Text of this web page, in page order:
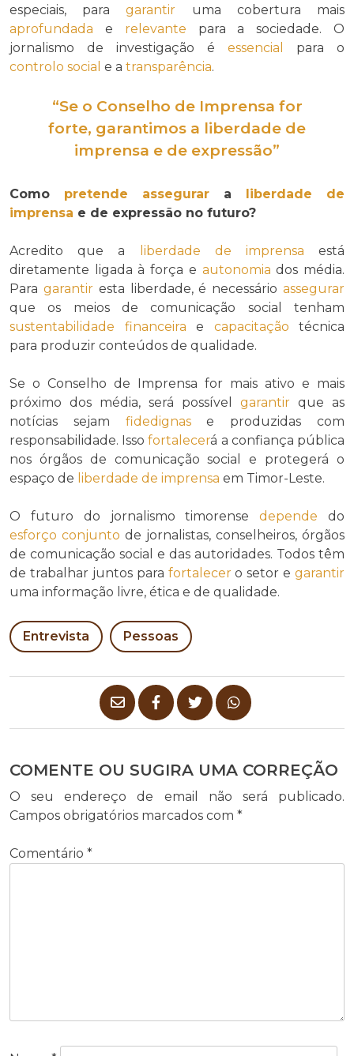
especiais, paragarantir uma cobertura mais
aprofundada e relevante para a sociedade. O
jornalismo de investigação é essencial
para o
controlo social e a transparência.
“Se o Conselho de Imprensa for
forte, garantimos a liberdade de
imprensa e de expressão”
Como pretende assegurar a liberdade de
imprensa e de expressão no futuro?
Acredito que a liberdade de imprensa está
diretamente ligada à força e autonomia dos média.
Para garantiresta liberdade, é necessárioassegurar
que os meios de comunicação social tenham
sustentabilidade financeira e capacitação técnica
para produzir conteúdos de qualidade.
Se o Conselho de Imprensa for mais ativo e mais
próximo dos média, será possível garantir que as
notícias sejam fidedignase produzidas com
responsabilidade. Issofortalecerá a confiança pública
nos órgãos de comunicação social e protegerá o
espaço de liberdade de imprensa em Timor-Leste.
O futuro do jornalismo timorensedepende do
esforço conjunto de jornalistas, conselheiros, órgãos
de comunicação social e das autoridades. Todos têm
de trabalhar juntos para fortalecero setor e garantir
uma informação livre, ética e de qualidade.
Entrevista Pessoas
COMENTE OU SUGIRA UMA CORREÇÃO
O seu endereço de email não será publicado.
Campos obrigatórios marcados com *
Comentário *